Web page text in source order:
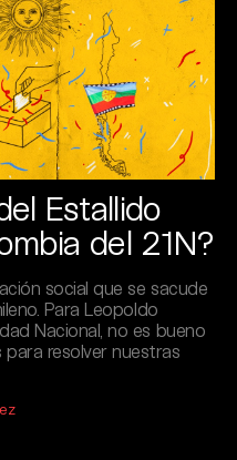
Estallido
del 21N?
social que se sacude
Para Leopoldo
Nacional, no es bueno
resolver nuestras